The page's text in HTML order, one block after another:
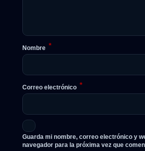
Nombre *
Correo electrónico *
Guarda mi nombre, correo electrónico y
navegador para la próxima vez que